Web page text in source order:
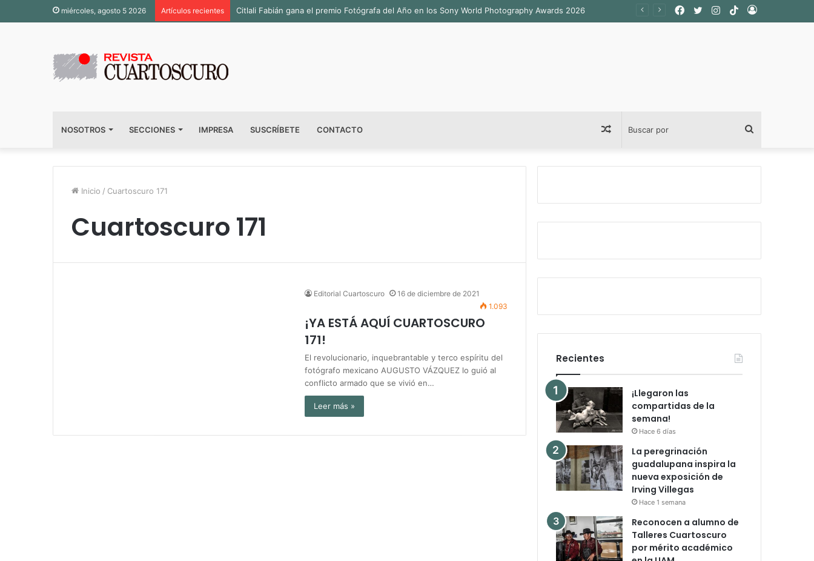
miércoles, agosto 5 2026 Artículos recientes Citlali Fabián gana el premio Fotógrafa del Año en los Sony World Photography Awards 2026 Acceso
TikTok
Instagram
Twitter
Facebook
NOSOTROS SECCIONES IMPRESA SUSCRÍBETE CONTACTO
por
Publicación
al
azar
Inicio / Cuartoscuro 171
Cuartoscuro 171
Editorial Cuartoscuro
16 de diciembre de 2021
1.093
¡YA ESTÁ AQUÍ CUARTOSCURO
171!
El revolucionario, inquebrantable y terco espíritu del
fotógrafo mexicano AUGUSTO VÁZQUEZ lo guió al
conflicto armado que se vivió en…
Leer más »
Recientes
¡Llegaron las
compartidas de la
semana!
Hace 6 días
La peregrinación
guadalupana inspira la
nueva exposición de
Irving Villegas
Hace 1 semana
Reconocen a alumno de
Talleres Cuartoscuro
por mérito académico